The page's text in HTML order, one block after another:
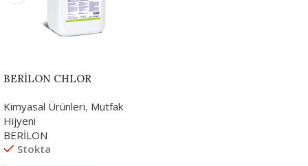
BERİLON CHLOR
Kimyasal Ürünleri, Mutfak
Hijyeni
BERİLON
Stokta